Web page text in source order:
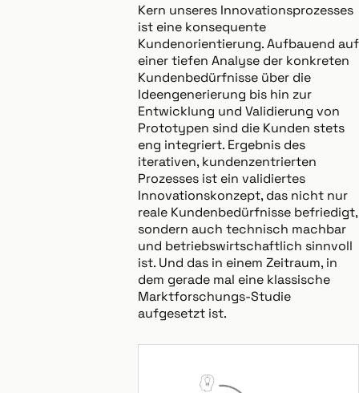
Kern unseres Innovationsprozesses
ist eine konsequente
Kundenorientierung. Aufbauend auf
einer tiefen Analyse der konkreten
Kundenbedürfnisse über die
Ideengenerierung bis hin zur
Entwicklung und Validierung von
Prototypen sind die Kunden stets
eng integriert. Ergebnis des
iterativen, kundenzentrierten
Prozesses ist ein validiertes
Innovationskonzept, das nicht nur
reale Kundenbedürfnisse befriedigt,
sondern auch technisch machbar
und betriebswirtschaftlich sinnvoll
ist. Und das in einem Zeitraum, in
dem gerade mal eine klassische
Marktforschungs-Studie
aufgesetzt ist.